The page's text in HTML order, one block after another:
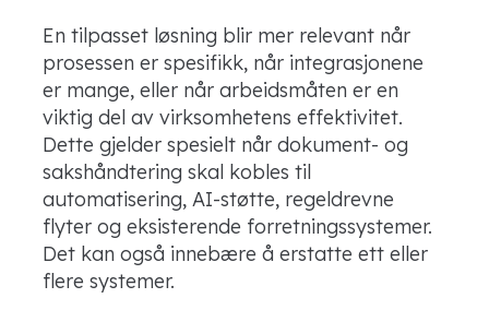
En tilpasset løsning blir mer relevant når
prosessen er spesifikk, når integrasjonene
er mange, eller når arbeidsmåten er en
viktig del av virksomhetens effektivitet.
Dette gjelder spesielt når dokument- og
sakshåndtering skal kobles til
automatisering, AI-støtte, regeldrevne
flyter og eksisterende forretningssystemer.
Det kan også innebære å erstatte ett eller
flere systemer.